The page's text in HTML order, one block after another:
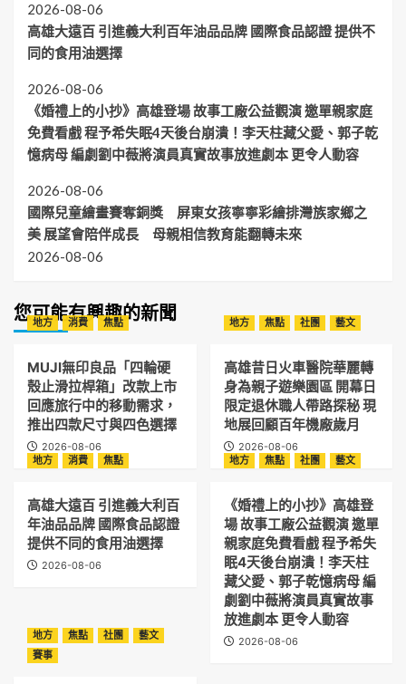
2026-08-06
高雄大遠百 引進義大利百年油品品牌 國際食品認證 提供不
同的食用油選擇
2026-08-06
《婚禮上的小抄》高雄登場 故事工廠公益觀演 邀單親家庭
免費看戲 程予希失眠4天後台崩潰！李天柱藏父愛、郭子乾
憶病母 編劇劉中薇將演員真實故事放進劇本 更令人動容
2026-08-06
國際兒童繪畫賽奪銅獎 屏東女孩寧寧彩繪排灣族家鄉之
美 展望會陪伴成長 母親相信教育能翻轉未來
2026-08-06
您可能有興趣的新聞
地方 消費 焦點
MUJI無印良品「四輪硬
殼止滑拉桿箱」改款上市
回應旅行中的移動需求，
推出四款尺寸與四色選擇
2026-08-06
地方 焦點 社團 藝文
高雄昔日火車醫院華麗轉
身為親子遊樂園區 開幕日
限定退休職人帶路探秘 現
地展回顧百年機廠歲月
2026-08-06
地方
消費 焦點
高雄大遠百 引進義大利百
年油品品牌 國際食品認證
提供不同的食用油選擇
2026-08-06
地方 焦點 社團 藝文
《婚禮上的小抄》高雄登
場 故事工廠公益觀演 邀單
親家庭免費看戲 程予希失
眠4天後台崩潰！李天柱
藏父愛、郭子乾憶病母 編
劇劉中薇將演員真實故事
放進劇本 更令人動容
2026-08-06
地方 焦點 社團
藝文
賽事